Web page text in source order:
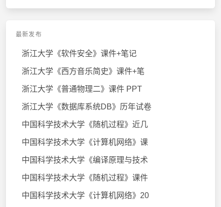
最新发布
浙江大学《软件安全》课件+笔记
浙江大学《西方音乐简史》课件+笔
浙江大学《普通物理二》课件 PPT
浙江大学《数据库系统DB》历年试卷
中国科学技术大学《随机过程》近几
中国科学技术大学《计算机网络》课
中国科学技术大学《编译原理与技术
中国科学技术大学《随机过程》课件
中国科学技术大学《计算机网络》20